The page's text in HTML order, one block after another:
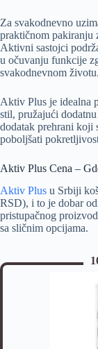
Za svakodnevno
praktičnom pakiranju
Aktivni sastojci
u očuvanju funkcije
svakodnevnom životu.
Aktiv Plus je idealna
stil, pružajući
dodatak prehrani koji
poboljšati
Aktiv Plus Cena –
Aktiv Plus u Srbiji
RSD), i to je dobar
pristupačnog
sa sličnim opcijama.